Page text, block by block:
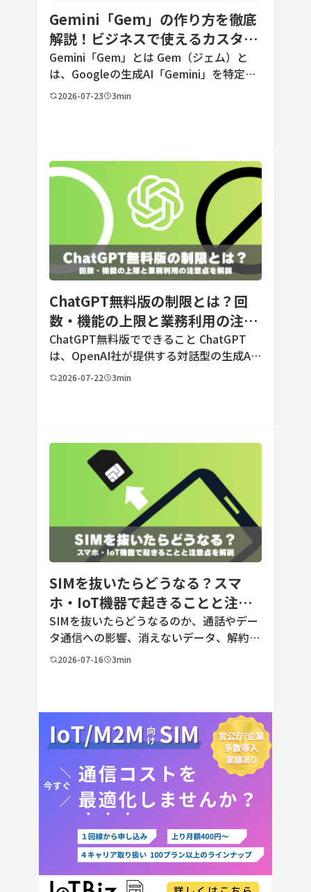
Gemini「Gem」の作り方を徹底
解説！ビジネスで使えるカスタム
AIの設定手順と活用例
Gemini「Gem」とは Gem（ジェム）と
は、Googleの生成AI「Gemini」を特定の
用途に合わせてカスタマイズできる機能で
2026-07-23 3min
ChatGPT無料版の制限とは？回
数・機能の上限と業務利用の注意
点を解説【2026年最新】
ChatGPT無料版でできること ChatGPT
は、OpenAI社が提供する対話型の生成AI
サービスです。アカウントを登録すれば無
2026-07-22 3min
SIMを抜いたらどうなる？スマ
ホ・IoT機器で起きることと注意
点を解説
SIMを抜いたらどうなるのか、通話やデー
タ通信への影響、消えないデータ、解約や
端末譲渡時の注意点を整理。さらに法人・
2026-07-16 3min